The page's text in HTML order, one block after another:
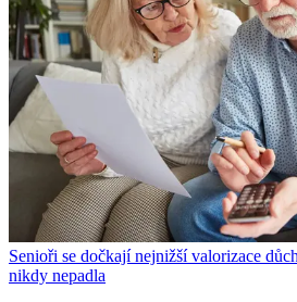
Senioři se dočkají nejnižší valorizace
nikdy nepadla